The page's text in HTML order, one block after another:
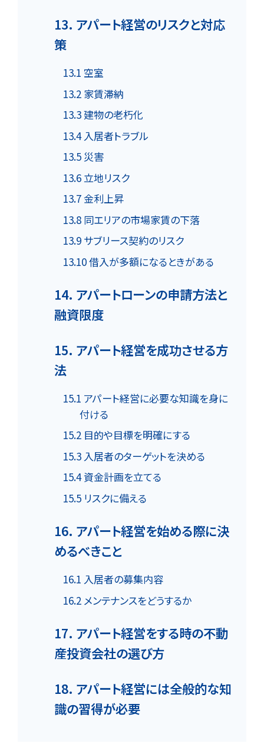
13. アパート経営のリスクと対応
策
13.1 空室
13.2 家賃滞納
13.3 建物の老朽化
13.4 入居者トラブル
13.5 災害
13.6 立地リスク
13.7 金利上昇
13.8 同エリアの市場家賃の下落
13.9 サブリース契約のリスク
13.10 借入が多額になるときがある
14. アパートローンの申請方法と
融資限度
15. アパート経営を成功させる方
法
15.1 アパート経営に必要な知識を身に
付ける
15.2 目的や目標を明確にする
15.3 入居者のターゲットを決める
15.4 資金計画を立てる
15.5 リスクに備える
16. アパート経営を始める際に決
めるべきこと
16.1 入居者の募集内容
16.2 メンテナンスをどうするか
17. アパート経営をする時の不動
産投資会社の選び方
18. アパート経営には全般的な知
識の習得が必要